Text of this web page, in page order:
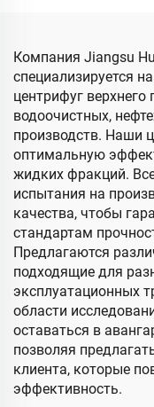
Компания Jiangsu
специализируется
центрифуг верхнего
водоочистных,
производств. Наши
оптимальную
жидких фракций.
испытания на
качества, чтобы
стандартам
Предлагаются
подходящие для
эксплуатационных
области
оставаться в
позволяя
клиента, которые
эффективность.